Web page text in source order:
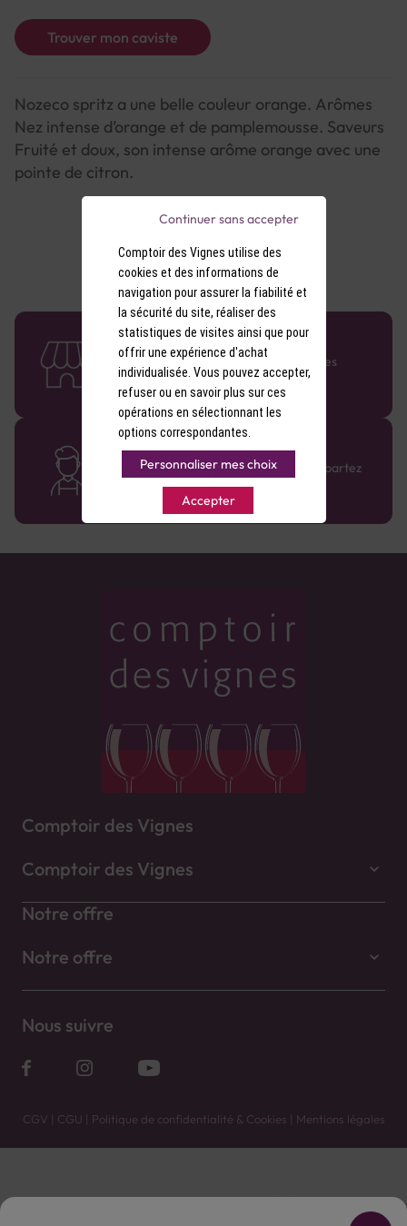
Trouver mon caviste
Nozeco spritz a une belle couleur orange. Arômes
Nez intense d’orange et de pamplemousse. Saveurs
Fruité et doux, son intense arôme orange avec une
pointe de citron.
58 caves en France
Retrouvez le réseau Comptoir des Vignes
partout en France !
Des cavistes à votre écoute
Bénéficiez de conseils sur-mesure et repartez
avec le sourire :)
Comptoir des Vignes
Comptoir des Vignes
Notre offre
Notre offre
Nous suivre
CGV | CGU | Politique de confidentialité & Cookies | Mentions légales
Vente uniquement en caves. Contactez votre caviste pour plus de renseignements.
Comptoir des Vignes utilise des
cookies et des informations de
navigation pour assurer la fiabilité et
la sécurité du site, réaliser des
statistiques de visites ainsi que pour
offrir une expérience d'achat
individualisée. Vous pouvez accepter,
refuser ou en savoir plus sur ces
opérations en sélectionnant les
options correspondantes.
Personnaliser mes choix
Accepter
Continuer sans accepter